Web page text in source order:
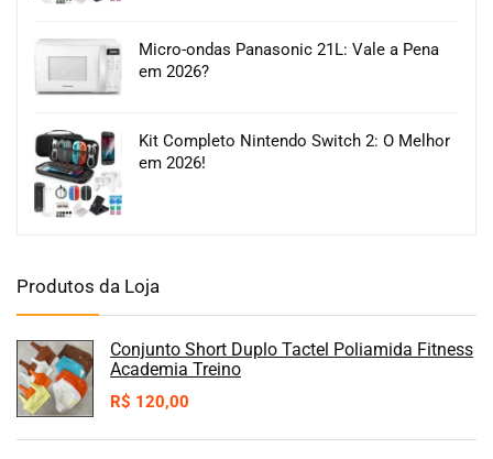
Micro-ondas Panasonic 21L: Vale a Pena
em 2026?
Kit Completo Nintendo Switch 2: O Melhor
em 2026!
Produtos da Loja
Conjunto Short Duplo Tactel Poliamida Fitness
Academia Treino
R$ 120,00